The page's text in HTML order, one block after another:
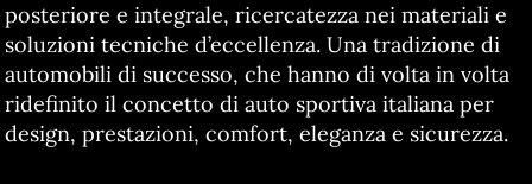
posteriore e integrale, ricercatezza nei materiali e
soluzioni tecniche d’eccellenza. Una tradizione di
automobili di successo, che hanno di volta in volta
ridefinito il concetto di auto sportiva italiana per
design, prestazioni, comfort, eleganza e sicurezza.